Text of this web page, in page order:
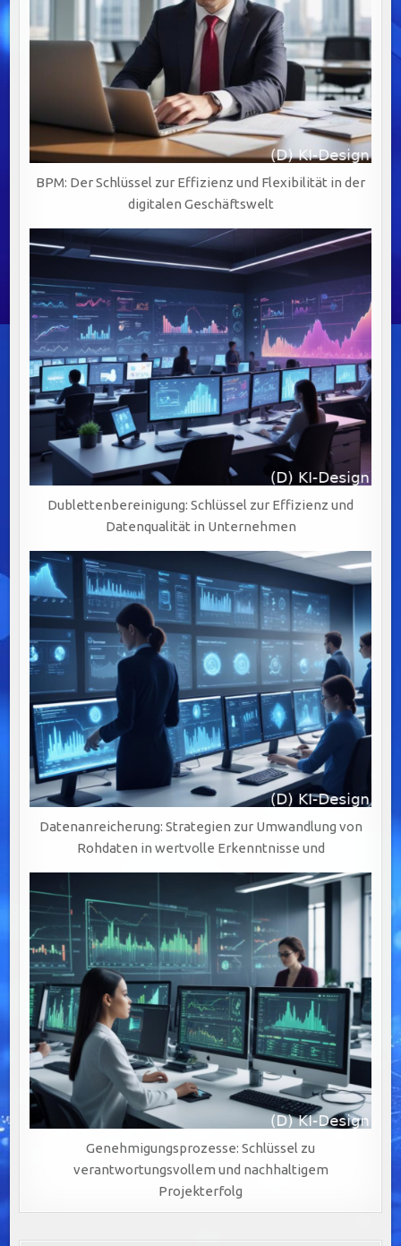
BPM: Der Schlüssel zur Effizienz und Flexibilität in der
digitalen Geschäftswelt
Dublettenbereinigung: Schlüssel zur Effizienz und
Datenqualität in Unternehmen
Datenanreicherung: Strategien zur Umwandlung von
Rohdaten in wertvolle Erkenntnisse und
Genehmigungsprozesse: Schlüssel zu
verantwortungsvollem und nachhaltigem
Projekterfolg